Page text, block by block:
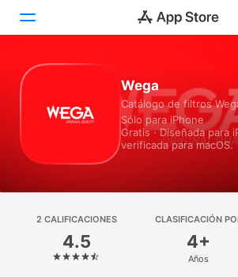
Juegos
Plataforma
iPhone
Wega
Catálogo de filtros
Sólo para iPhone
Gratis · Diseñada para
verificada para macOS.
2 CALIFICACIONES
4.5
CLASIFICACIÓN
4+
Años